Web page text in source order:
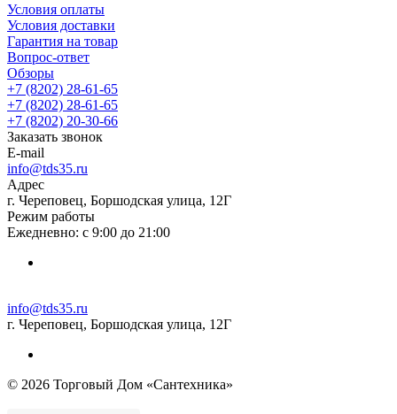
Условия оплаты
Условия доставки
Гарантия на товар
Вопрос-ответ
Обзоры
+7 (8202) 28‑61-65
+7 (8202) 28‑61-65
+7 (8202) 20‑30-66
Заказать звонок
E-mail
info@tds35.ru
Адрес
г. Череповец, Боршодская улица, 12Г
Режим работы
Ежедневно: с 9:00 до 21:00
info@tds35.ru
г. Череповец, Боршодская улица, 12Г
© 2026 Торговый Дом «Сантехника»